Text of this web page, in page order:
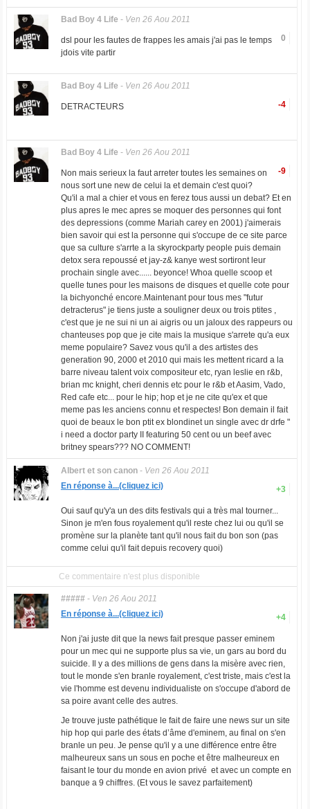
Bad Boy 4 Life - Ven 26 Aou 2011
0
dsl pour les fautes de frappes les amais j'ai pas le temps
jdois vite partir
Bad Boy 4 Life - Ven 26 Aou 2011
-4
DETRACTEURS
Bad Boy 4 Life - Ven 26 Aou 2011
-9
Non mais serieux la faut arreter toutes les semaines on
nous sort une new de celui la et demain c'est quoi?
Qu'il a mal a chier et vous en ferez tous aussi un debat? Et en
plus apres le mec apres se moquer des personnes qui font
des depressions (comme Mariah carey en 2001) j'aimerais
bien savoir qui est la personne qui s'occupe de ce site parce
que sa culture s'arrte a la skyrockparty people puis demain
detox sera repoussé et jay-z& kanye west sortiront leur
prochain single avec...... beyonce! Whoa quelle scoop et
quelle tunes pour les maisons de disques et quelle cote pour
la bichyonché encore.Maintenant pour tous mes "futur
detracterus" je tiens juste a souligner deux ou trois ptites ,
c'est que je ne sui ni un ai aigris ou un jaloux des rappeurs ou
chanteuses pop que je cite mais la musique s'arrete qu'a eux
meme populaire? Savez vous qu'il a des artistes des
generation 90, 2000 et 2010 qui mais les mettent ricard a la
barre niveau talent voix compositeur etc, ryan leslie en r&b,
brian mc knight, cheri dennis etc pour le r&b et Aasim, Vado,
Red cafe etc... pour le hip; hop et je ne cite qu'ex et que
meme pas les anciens connu et respectes! Bon demain il fait
quoi de beaux le bon ptit ex blondinet un single avec dr drfe "
i need a doctor party II featuring 50 cent ou un beef avec
britney spears??? NO COMMENT!
Albert et son canon- Ven 26 Aou 2011
+3
En réponse à...(cliquez ici)
Oui sauf qu'y'a un des dits festivals qui a très mal tourner...
Sinon je m'en fous royalement qu'il reste chez lui ou qu'il se
promène sur la planète tant qu'il nous fait du bon son (pas
comme celui qu'il fait depuis recovery quoi)
Ce commentaire n'est plus disponible
#####- Ven 26 Aou 2011
+4
En réponse à...(cliquez ici)
Non j'ai juste dit que la news fait presque passer eminem
pour un mec qui ne supporte plus sa vie, un gars au bord du
suicide. Il y a des millions de gens dans la misère avec rien,
tout le monde s'en branle royalement, c'est triste, mais c'est la
vie l'homme est devenu individualiste on s'occupe d'abord de
sa poire avant celle des autres.
Je trouve juste pathétique le fait de faire une news sur un site
hip hop qui parle des états d’âme d'eminem, au final on s'en
branle un peu. Je pense qu'il y a une différence entre être
malheureux sans un sous en poche et être malheureux en
faisant le tour du monde en avion privé et avec un compte en
banque a 9 chiffres. (Et vous le savez parfaitement)